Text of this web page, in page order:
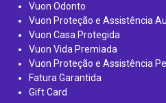
Vuon Odonto
Vuon Proteção e Assistência
Vuon Casa Protegida
Vuon Vida Premiada
Vuon Proteção e Assistência
Fatura Garantida
Gift Card